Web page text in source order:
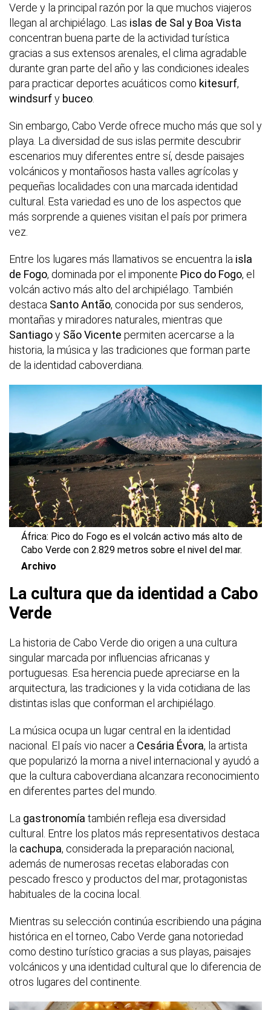
Verde y la principal razón por la que muchos viajeros
llegan al archipiélago. Las islas de Sal y Boa Vista
concentran buena parte de la actividad turística
gracias a sus extensos arenales, el clima agradable
durante gran parte del año y las condiciones ideales
para practicar deportes acuáticos como kitesurf,
windsurfy buceo
Sin embargo, Cabo Verde ofrece mucho más que sol y
playa. La diversidad de sus islas permite descubrir
escenarios muy diferentes entre sí, desde paisajes
volcánicos y montañosos hasta valles agrícolas y
pequeñas localidades con una marcada identidad
cultural. Esta variedad es uno de los aspectos que
más sorprende a quienes visitan el país por primera
vez.
Entre los lugares más llamativos se encuentra la isla
de Fogo, dominada por el imponente Pico do Fogo, el
volcán activo más alto del archipiélago. También
destaca Santo Antão, conocida por sus senderos,
montañas y miradores naturales, mientras que
Santiagoy São Vicente permiten acercarse a la
historia, la música y las tradiciones que forman parte
de la identidad caboverdiana.
África: Pico do Fogo es el volcán activo más alto de
Cabo Verde con 2.829 metros sobre el nivel del mar.
Archivo
La cultura que da identidad a Cabo
Verde
La historia de Cabo Verde dio origen a una cultura
singular marcada por influencias africanas y
portuguesas. Esa herencia puede apreciarse en la
arquitectura, las tradiciones y la vida cotidiana de las
distintas islas que conforman el archipiélago.
La música ocupa un lugar central en la identidad
nacional. El país vio nacer a Cesária Évora, la artista
que popularizó la morna a nivel internacional y ayudó a
que la cultura caboverdiana alcanzara reconocimiento
en diferentes partes del mundo.
La gastronomía también refleja esa diversidad
cultural. Entre los platos más representativos destaca
la cachupa, considerada la preparación nacional,
además de numerosas recetas elaboradas con
pescado fresco y productos del mar, protagonistas
habituales de la cocina local.
Mientras su selección continúa escribiendo una página
histórica en el torneo, Cabo Verde gana notoriedad
como destino turístico gracias a sus playas, paisajes
volcánicos y una identidad cultural que lo diferencia de
otros lugares del continente.